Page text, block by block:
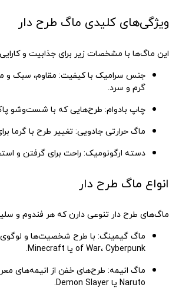
ویژگی‌های کلیدی ماگ طرح دار
این ماگ‌ها با مشخصات زیر برای جذابیت و
جنس سرامیک با کیفیت: مقاوم، سبک و
گرم و سرد.
چاپ بادوام: طرح‌هایی که با شست‌وشو
ماگ حرارتی جادویی: تغییر طرح با گرما
دسته ارگونومیک: راحت برای گرفتن و
انواع ماگ طرح دار
ماگ‌های طرح دار تنوعی دارن که هر فندوم و
ماگ گیمینگ
of War، Cyberpunk یا Minecraft.
ماگ انیمه
Naruto یا Demon Slayer.